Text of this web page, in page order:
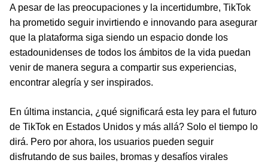
A pesar de las preocupaciones y la incertidumbre, TikTok
ha prometido seguir invirtiendo e innovando para asegurar
que la plataforma siga siendo un espacio donde los
estadounidenses de todos los ámbitos de la vida puedan
venir de manera segura a compartir sus experiencias,
encontrar alegría y ser inspirados.
En última instancia, ¿qué significará esta ley para el futuro
de TikTok en Estados Unidos y más allá? Solo el tiempo lo
dirá. Pero por ahora, los usuarios pueden seguir
disfrutando de sus bailes, bromas y desafíos virales